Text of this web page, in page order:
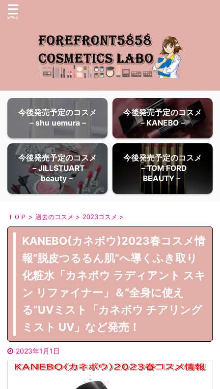
今後発売予定のコスメ
－shu uemura－
今後発売予定のコスメ
－KANEBO－
今後発売予定のコスメ
－JILLSTUART
beauty－
今後発売予定のコスメ
－TOM FORD
BEAUTY－
ＴＯＰ > 過去のコスメ > 2023コスメ >
KANEBO(カネボウ)2023春コスメ情
報“脱皮つるるん肌”へ導くふき取り
化粧水「カネボウ ラディアント スキ
ン リファイナー」＆“全身に使え
る”UVミスト「カネボウ チアリング
ミスト UV」など発売！
2023年1月1日